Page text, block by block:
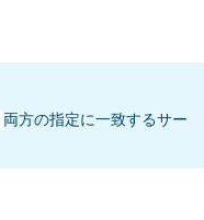
両方の指定に一致するサー